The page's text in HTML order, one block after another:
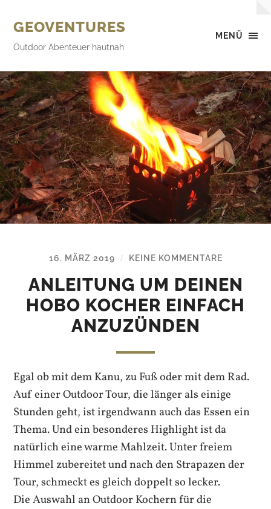
MENÜ
GEOVENTURES
Outdoor Abenteuer hautnah
16. MÄRZ 2019 / KEINE KOMMENTARE
ANLEITUNG UM DEINEN
HOBO KOCHER EINFACH
ANZUZÜNDEN
Egal ob mit dem Kanu, zu Fuß oder mit dem Rad.
Auf einer Outdoor Tour, die länger als einige
Stunden geht, ist irgendwann auch das Essen ein
Thema. Und ein besonderes Highlight ist da
natürlich eine warme Mahlzeit. Unter freiem
Himmel zubereitet und nach den Strapazen der
Tour, schmeckt es gleich doppelt so lecker.
Die Auswahl an Outdoor Kochern für die